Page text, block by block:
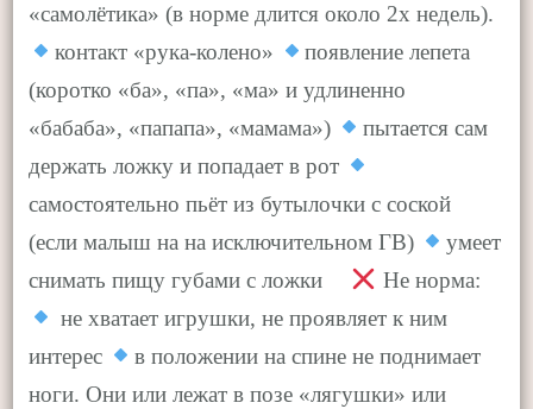
«самолётика» (в норме длится около 2х недель).
контакт «рука-колено»
появление лепета
(коротко «ба», «па», «ма» и удлиненно
«бабаба», «папапа», «мамама»)
пытается сам
держать ложку и попадает в рот
самостоятельно пьёт из бутылочки с соской
(если малыш на на исключительном ГВ)
умеет
снимать пищу губами с ложки ⠀
Не норма: ⠀
не хватает игрушки, не проявляет к ним
интерес
в положении на спине не поднимает
ноги. Они или лежат в позе «лягушки» или